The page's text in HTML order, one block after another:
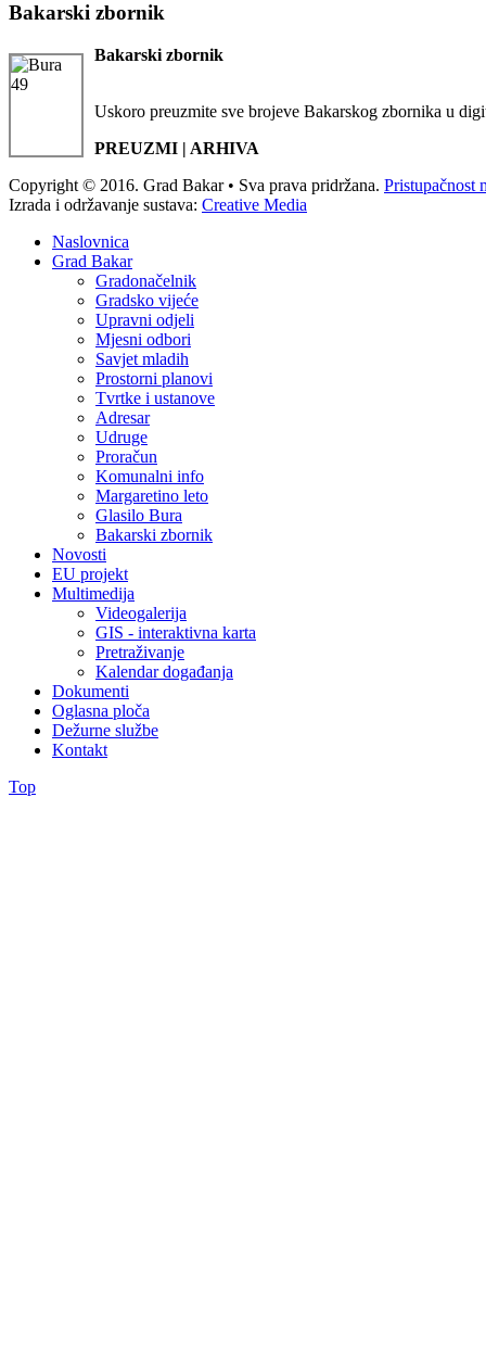
Bakarski zbornik
Bakarski zbornik
Uskoro preuzmite sve brojeve Bakarskog zbornika u
PREUZMI | ARHIVA
Copyright © 2016. Grad Bakar • Sva prava pridržana. Pristupačnost
Izrada i održavanje sustava: Creative Media
Naslovnica
Grad Bakar
Gradonačelnik
Gradsko vijeće
Upravni odjeli
Mjesni odbori
Savjet mladih
Prostorni planovi
Tvrtke i ustanove
Adresar
Udruge
Proračun
Komunalni info
Margaretino leto
Glasilo Bura
Bakarski zbornik
Novosti
EU projekt
Multimedija
Videogalerija
GIS - interaktivna karta
Pretraživanje
Kalendar događanja
Dokumenti
Oglasna ploča
Dežurne službe
Kontakt
Top